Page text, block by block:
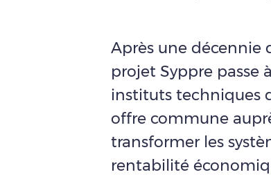
Après une décennie
projet Syppre passe
instituts techniques
offre commune
transformer les
rentabilité